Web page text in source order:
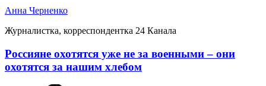
Анна Черненко
Журналистка, корреспондентка 24 Канала
Россияне охотятся уже не за военными – они
охотятся за нашим хлебом